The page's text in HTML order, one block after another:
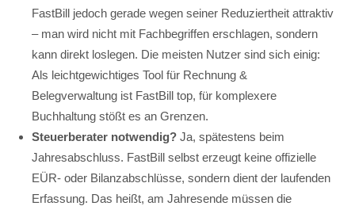
FastBill jedoch gerade wegen seiner Reduziertheit attraktiv
– man wird nicht mit Fachbegriffen erschlagen, sondern
kann direkt loslegen. Die meisten Nutzer sind sich einig:
Als leichtgewichtiges Tool für Rechnung &
Belegverwaltung ist FastBill top, für komplexere
Buchhaltung stößt es an Grenzen.
Steuerberater notwendig?Ja, spätestens beim
Jahresabschluss. FastBill selbst erzeugt keine offizielle
EÜR- oder Bilanzabschlüsse, sondern dient der laufenden
Erfassung. Das heißt, am Jahresende müssen die